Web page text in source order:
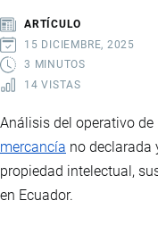
EXTERIOR
ARTÍCULO
15 DICIEMBRE, 2025
3 MINUTOS
14 VISTAS
Análisis del operativo de
mercancía no declarada
propiedad intelectual,
en Ecuador.